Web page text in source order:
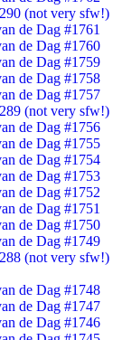
(not very sfw!)
de Dag #1761
de Dag #1760
de Dag #1759
de Dag #1758
de Dag #1757
(not very sfw!)
de Dag #1756
de Dag #1755
de Dag #1754
de Dag #1753
de Dag #1752
de Dag #1751
de Dag #1750
de Dag #1749
(not very sfw!)
de Dag #1748
de Dag #1747
de Dag #1746